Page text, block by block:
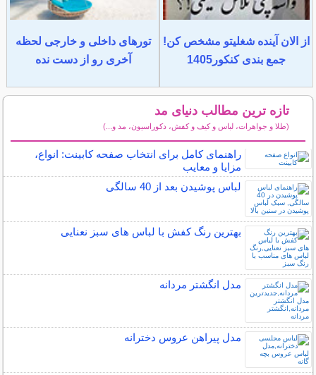
از الان آینده شغلیتو مشخص کن!
جمع بندی کنکور1405
تورهای داخلی و خارجی لحظه
آخری رو از دست نده
تازه ترین مطالب دنیای مد
(طلا و جواهرات، لباس و کیف و کفش، دکوراسیون، مد و...)
راهنمای کامل برای انتخاب صفحه کابینت: انواع،
مزایا و معایب
لباس پوشیدن بعد از 40 سالگی
بهترین رنگ کفش با لباس های سبز نعنایی
مدل انگشتر مردانه
مدل پیراهن عروس دخترانه